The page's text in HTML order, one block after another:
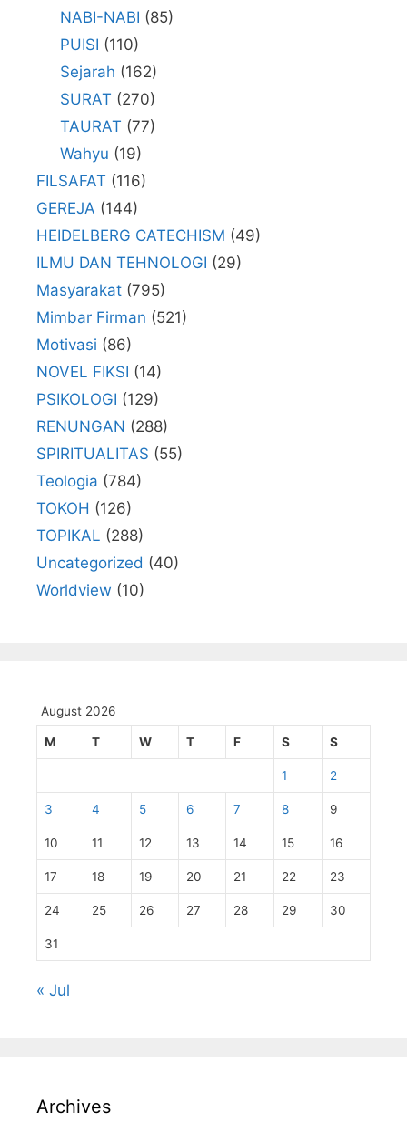
NABI-NABI (85)
PUISI (110)
Sejarah (162)
SURAT (270)
TAURAT (77)
Wahyu (19)
FILSAFAT (116)
GEREJA (144)
HEIDELBERG CATECHISM (49)
ILMU DAN TEHNOLOGI (29)
Masyarakat (795)
Mimbar Firman (521)
Motivasi (86)
NOVEL FIKSI (14)
PSIKOLOGI (129)
RENUNGAN (288)
SPIRITUALITAS (55)
Teologia (784)
TOKOH (126)
TOPIKAL (288)
Uncategorized (40)
Worldview (10)
August 2026
M T W T F S S
1 2
3 4 5 6 7 8 9
10 11 12 13 14 15 16
17 18 19 20 21 22 23
24 25 26 27 28 29 30
31
« Jul
Archives